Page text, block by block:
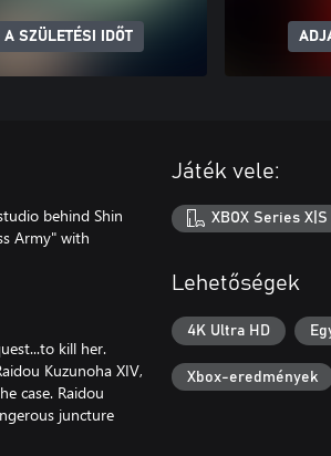
SZÜLETÉSI IDŐT
behind Shin
Army" with
kill her.
Kuzunoha XIV,
case. Raidou
juncture
Játék vele:
XBOX Series X|S
Lehetőségek
4K Ultra HD
Xbox-eredmények